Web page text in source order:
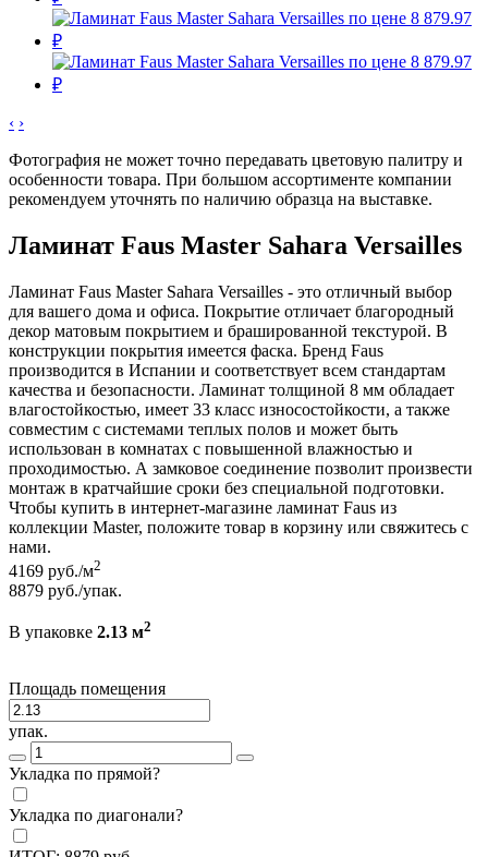
‹ ›
Фотография не может точно передавать цветовую палитру и
особенности товара. При большом ассортименте компании
рекомендуем уточнять по наличию образца на выставке.
Ламинат Faus Master Sahara Versailles
Ламинат Faus Master Sahara Versailles - это отличный выбор
для вашего дома и офиса. Покрытие отличает благородный
декор матовым покрытием и брашированной текстурой. В
конструкции покрытия имеется фаска. Бренд Faus
производится в Испании и соответствует всем стандартам
качества и безопасности. Ламинат толщиной 8 мм обладает
влагостойкостью, имеет 33 класс износостойкости, а также
совместим с системами теплых полов и может быть
использован в комнатах с повышенной влажностью и
проходимостью. А замковое соединение позволит произвести
монтаж в кратчайшие сроки без специальной подготовки.
Чтобы купить в интернет-магазине ламинат Faus из
коллекции Master, положите товар в корзину или свяжитесь с
нами.
4169 руб./м2
8879 руб./упак.
В упаковке 2.13 м2
Площадь помещения
упак.
Укладка по прямой?
Укладка по диагонали?